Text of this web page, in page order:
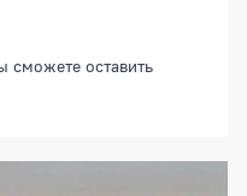
сможете оставить